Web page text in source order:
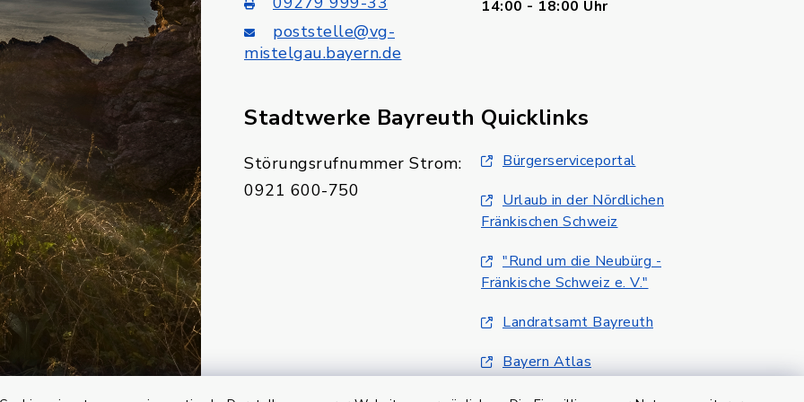
poststelle@vg-
mistelgau.bayern.de
14:00 - 18:00 Uhr
Stadtwerke Bayreuth
Störungsrufnummer Strom:
0921 600-750
Quicklinks
Bürgerserviceportal
Urlaub in der Nördlichen
Fränkischen Schweiz
"Rund um die Neubürg -
Fränkische Schweiz e. V."
Landratsamt Bayreuth
Bayern Atlas